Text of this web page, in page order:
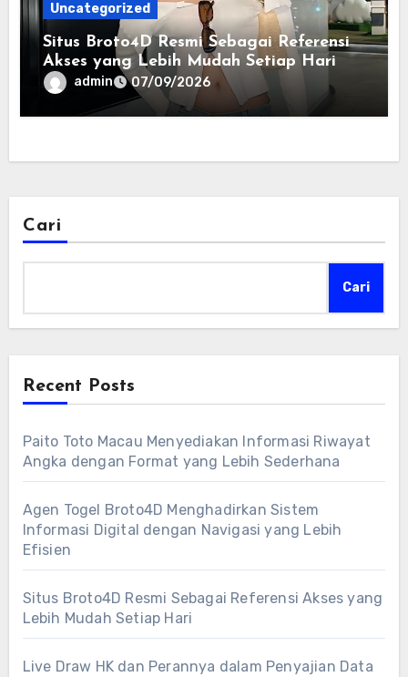
Uncategorized
Situs Broto4D Resmi Sebagai Referensi
Akses yang Lebih Mudah Setiap Hari
admin 07/09/2026
Cari
Cari
Recent Posts
Paito Toto Macau Menyediakan Informasi Riwayat
Angka dengan Format yang Lebih Sederhana
Agen Togel Broto4D Menghadirkan Sistem
Informasi Digital dengan Navigasi yang Lebih
Efisien
Situs Broto4D Resmi Sebagai Referensi Akses yang
Lebih Mudah Setiap Hari
Live Draw HK dan Perannya dalam Penyajian Data